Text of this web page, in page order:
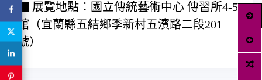
▇ 展覽地點：國立傳統藝術中心 傳習所4-5
館（宜蘭縣五結鄉季新村五濱路二段201
號）